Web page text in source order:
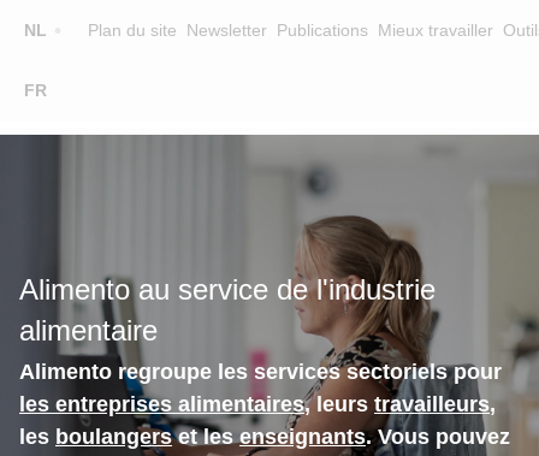
NL
FR
Plan du site Newsletter Publications Mieux travailler
Main
EQUIPE
CONTACT
Alimento au service de l'industrie
alimentaire
Alimento regroupe les services sectoriels pour
les entreprises alimentaires, leurs travailleurs,
les boulangerset lesenseignants. Vous pouvez